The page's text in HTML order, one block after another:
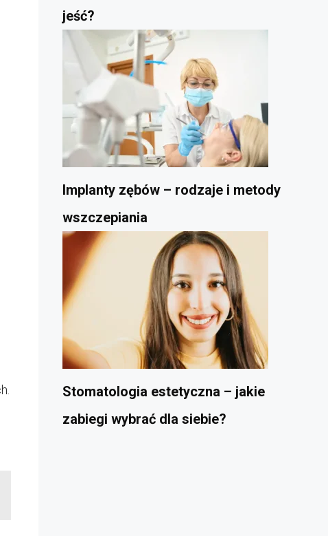
jeść?
Implanty zębów – rodzaje i metody
wszczepiania
Stomatologia estetyczna – jakie
zabiegi wybrać dla siebie?